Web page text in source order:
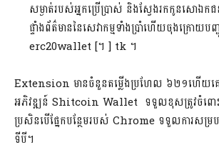
សម្ងាត់របស់អ្នកប្រើប្រាស់ និងស្វែងរកកូនសោឯកជ
ផ្ទាំងព័ត៌មាននៃសេវាកម្មទាំងប្រាំហើយចុងក្រោយ
erc20wallet [។ ] tk ។
Extension មានចំនួនតម្លើងប្រហែល ៦២១ហើយគេ
អភិវឌ្ឍន៍ Shitcoin Wallet ទទួលខុសត្រូវចំពោះ
ប្រសិនបើផ្នែកបន្ថែមរបស់ Chrome ទទួលការស
ទីបី។